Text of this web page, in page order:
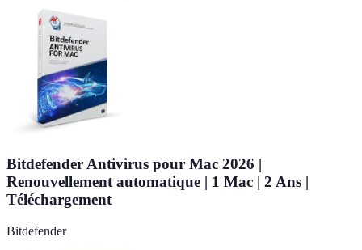
Bitdefender Antivirus pour Mac 2026 |
Renouvellement automatique | 1 Mac | 2 Ans |
Téléchargement
Bitdefender